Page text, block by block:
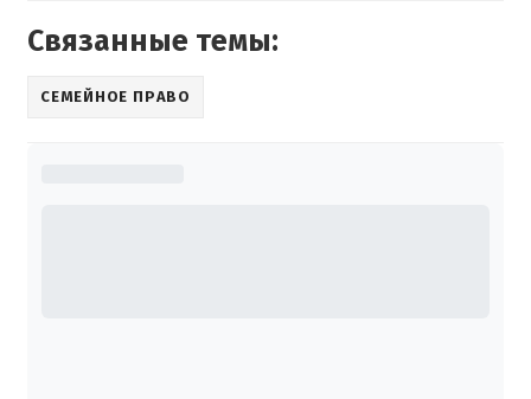
Связанные темы:
СЕМЕЙНОЕ ПРАВО